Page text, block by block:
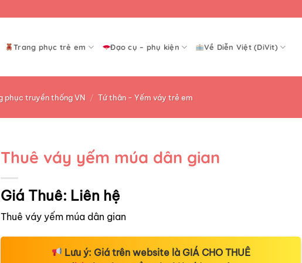
Trang phục trẻ em Đạo cụ – phụ kiện Về Diễn Việt (DiVit)
phục truyền thống VN / Tứ thân - Yếm váy trẻ em
Thuê váy yếm múa dân gian
Giá Thuê: Liên hệ
Thuê váy yếm múa dân gian
Lưu ý: Giá trên website là GIÁ CHO THUÊ